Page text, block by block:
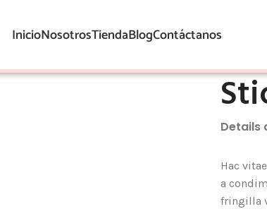
InicioNosotrosTiendaBlogContáctanos
Details
Hac
a
fringilla